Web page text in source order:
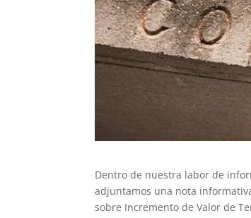
Dentro de nuestra labor de
adjuntamos una nota
sobre Incremento de Valor de